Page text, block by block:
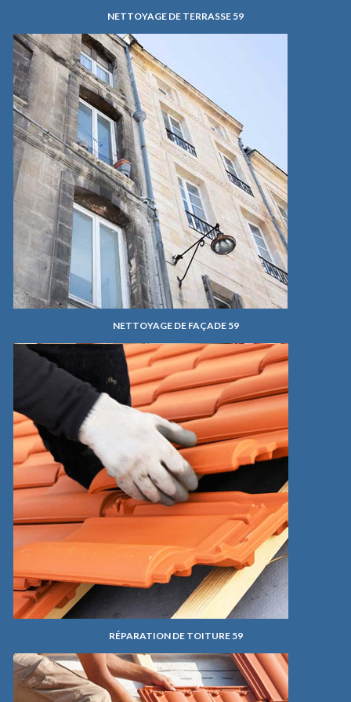
NETTOYAGE DE TERRASSE 59
NETTOYAGE DE FAÇADE 59
RÉPARATION DE TOITURE 59